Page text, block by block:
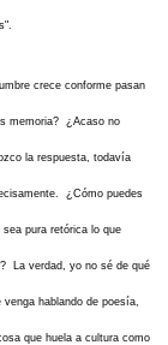
crece conforme pasan
memoria? ¿Acaso no
la respuesta, todavía
¿Cómo puedes
pura retórica lo que
La verdad, yo no sé de qué
hablando de poesía,
que huela a cultura como